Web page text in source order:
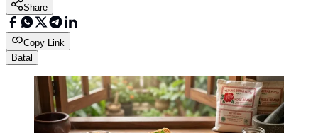
Share
Copy Link
Batal